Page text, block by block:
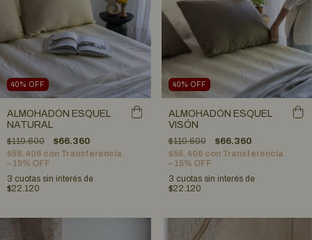
40% OFF
ALMOHADÓN ESQUEL
NATURAL
$110.600
$66.360
$56.406 con Transferencia
– 15% OFF
3 cuotas sin interés de
$22.120
40% OFF
ALMOHADÓN ESQUEL
VISÓN
$110.600
$66.360
$56.406 con Transferencia
– 15% OFF
3 cuotas sin interés de
$22.120